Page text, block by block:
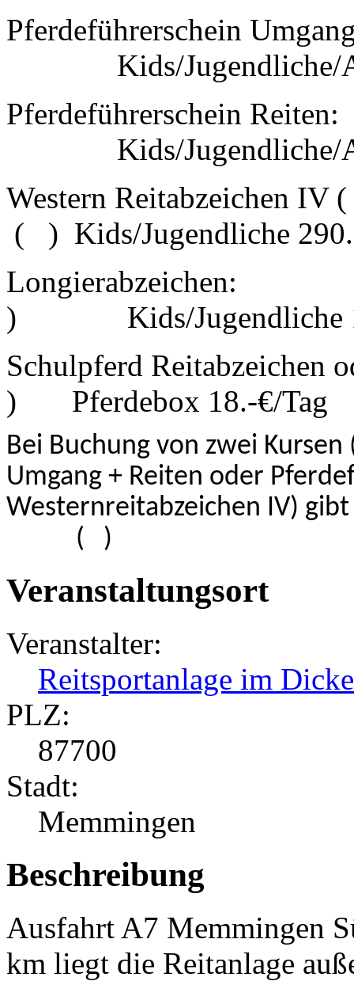
Pferdeführerschein
Kids/Jugendliche/
Pferdeführerschein
Kids/Jugendliche/
Western Reitabzeichen
( ) Kids/
) Kids/
Schulpferd
) Pferdebox
Bei Buchung von zwei
Umgang + Reiten oder
Westernreitabzeichen IV)
( )
Veranstaltungsort
Veranstalter:
Reitsportanlage im
PLZ:
87700
Stadt:
Memmingen
Beschreibung
Ausfahrt A7 Memmingen
km liegt die Reitanlage